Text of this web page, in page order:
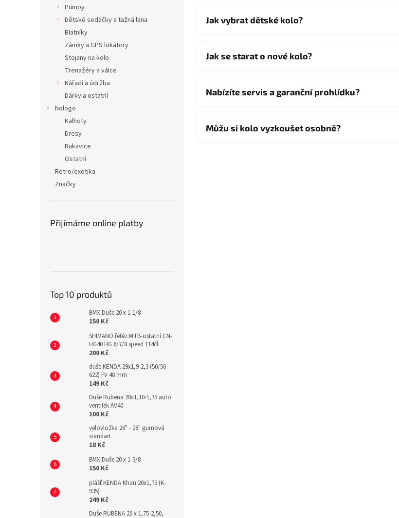
Pumpy
Dětské sedačky a tažná lana
Blatníky
Zámky a GPS lokátory
Stojany na kolo
Trenažéry a válce
Nářadí a údržba
Dárky a ostatní
Nologo
Kalhoty
Dresy
Rukavice
Ostatní
Retro/exotika
Značky
Přijímáme online platby
Top 10 produktů
BMX Duše 20 x 1-1/8
150 Kč
SHIMANO řetěz MTB-ostatní CN-
HG40 HG 6/7/8 speed 114čl.
200 Kč
duše KENDA 29x1,9-2,3 (50/56-
622) FV 48 mm
149 Kč
Duše Rubena 28x1,10-1,75 auto
ventilek AV40
100 Kč
velovložka 26" - 28" gumová
standart
18 Kč
BMX Duše 20 x 1-3/8
150 Kč
plášť KENDA Khan 20x1,75 (K-
935)
249 Kč
Duše RUBENA 20 x 1,75-2,50,
Jak vybrat dětské kolo?
Jak se starat o nové kolo?
Nabízíte servis a garanční prohlídku?
Můžu si kolo vyzkoušet osobně?